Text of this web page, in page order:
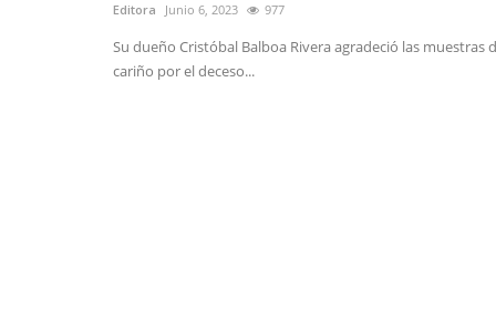
Editora Junio 6, 2023 977
Su dueño Cristóbal Balboa Rivera agradeció las muestras
cariño por el deceso...